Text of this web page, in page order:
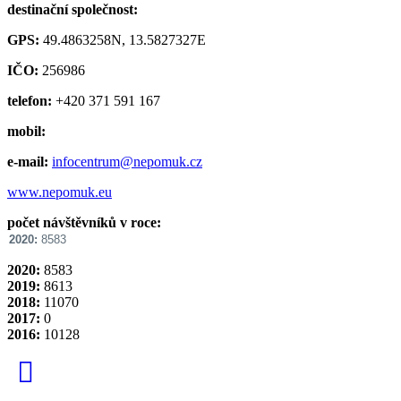
destinační společnost:
GPS: 49.4863258N, 13.5827327E
IČO: 256986
telefon: +420 371 591 167
mobil:
e-mail: infocentrum@nepomuk.cz
www.nepomuk.eu
počet návštěvníků v roce:
2020: 8583
2020: 8583
2019: 8613
2018: 11070
2017: 0
2016: 10128